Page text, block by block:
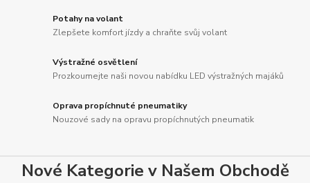
Potahy na volant
Zlepšete komfort jízdy a chraňte svůj volant
Výstražné osvětlení
Prozkoumejte naši novou nabídku LED výstražných majáků
Oprava propíchnuté pneumatiky
Nouzové sady na opravu propíchnutých pneumatik
Nové Kategorie v Našem Obchodě